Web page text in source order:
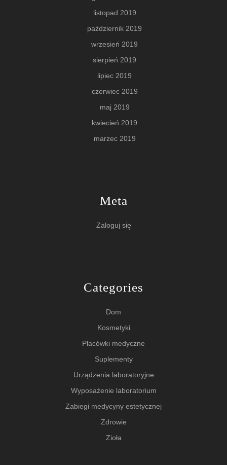
listopad 2019
październik 2019
wrzesień 2019
sierpień 2019
lipiec 2019
czerwiec 2019
maj 2019
kwiecień 2019
marzec 2019
Meta
Zaloguj się
Categories
Dom
Kosmetyki
Placówki medyczne
Suplementy
Urządzenia laboratoryjne
Wyposażenie laboratorium
Zabiegi medycyny estetycznej
Zdrowie
Zioła